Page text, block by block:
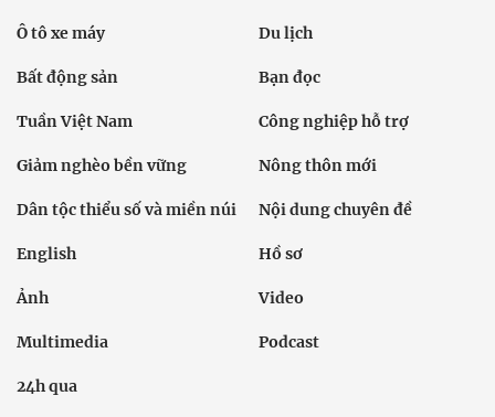
Ô tô xe máy Du lịch
Bất động sản Bạn đọc
Tuần Việt Nam Công nghiệp hỗ trợ
Giảm nghèo bền vững Nông thôn mới
Dân tộc thiểu số và miền núi Nội dung chuyên đề
English Hồ sơ
Ảnh Video
Multimedia Podcast
24h qua